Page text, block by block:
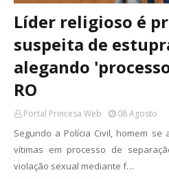
Líder religioso é
suspeita de
alegando
RO
Portal Princesa Web 08 Agosto
Segundo a Polícia Civil, homem
vítimas em processo de
violação sexual mediante f…